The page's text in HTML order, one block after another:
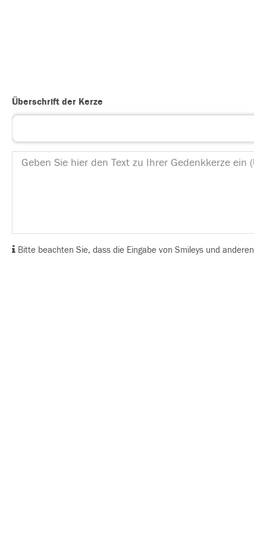
Überschrift der Kerze
Bitte beachten Sie, dass die Eingabe von Smileys und